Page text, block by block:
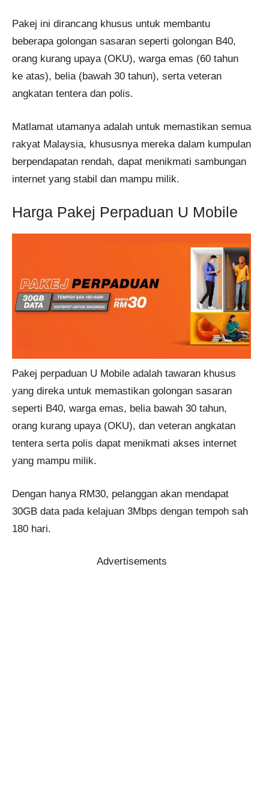
Pakej ini dirancang khusus untuk membantu
beberapa golongan sasaran seperti golongan B40,
orang kurang upaya (OKU), warga emas (60 tahun
ke atas), belia (bawah 30 tahun), serta veteran
angkatan tentera dan polis.
Matlamat utamanya adalah untuk memastikan semua
rakyat Malaysia, khususnya mereka dalam kumpulan
berpendapatan rendah, dapat menikmati sambungan
internet yang stabil dan mampu milik.
Harga Pakej Perpaduan U Mobile
Pakej perpaduan U Mobile adalah tawaran khusus
yang direka untuk memastikan golongan sasaran
seperti B40, warga emas, belia bawah 30 tahun,
orang kurang upaya (OKU), dan veteran angkatan
tentera serta polis dapat menikmati akses internet
yang mampu milik.
Dengan hanya RM30, pelanggan akan mendapat
30GB data pada kelajuan 3Mbps dengan tempoh sah
180 hari.
Advertisements